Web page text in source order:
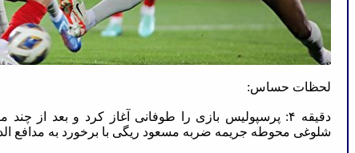
لحظات حساس:
دقیقه ۴: پرسپولیس بازی را طوفانی آغاز کرد و بعد از
شلوغی محوطه جریمه ضربه مسعود ریگی با برخورد به مدافع